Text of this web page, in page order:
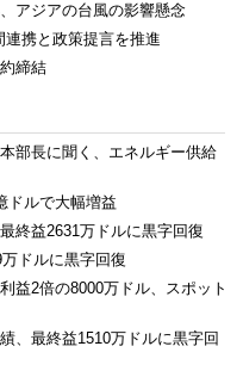
アジアの台風の影響懸念
連携と政策提言を推進
締結
部長に聞く、エネルギー供給
ドルで大幅増益
終益2631万ドルに黒字回復
ドルに黒字回復
益2倍の8000万ドル、スポット
、最終益1510万ドルに黒字回